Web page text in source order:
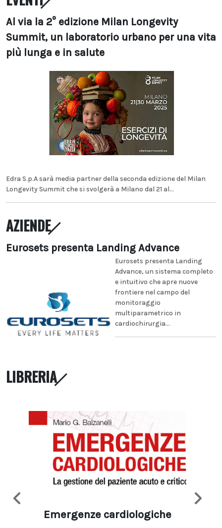
Al via la 2° edizione Milan Longevity
Summit, un laboratorio urbano per una vita
più lunga e in salute
Edra S.p.A sarà media partner della seconda edizione del Milan
Longevity Summit che si svolgerà a Milano dal 21 al...
AZIENDE
Eurosets presenta Landing Advance
Eurosets presenta Landing
Advance, un sistema completo
e intuitivo che apre nuove
frontiere nel campo del
monitoraggio
multiparametrico in
cardiochirurgia...
LIBRERIA
Emergenze cardiologiche